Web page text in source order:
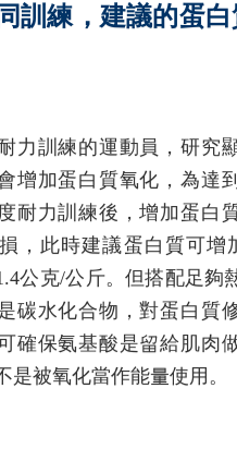
訓練，建議的蛋
力訓練的運動員，研究
增加蛋白質氧化，為達
耐力訓練後，增加蛋白
，此時建議蛋白質可增
公克/公斤。但搭配足夠
碳水化合物，對蛋白質
確保氨基酸是留給肌肉
是被氧化當作能量使用。